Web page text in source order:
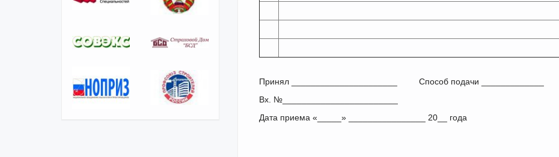
Принял ______________________­­­­­­­ Способ подачи _____________
Вх. №________________________
Дата приема «_____» ________________ 20__ года